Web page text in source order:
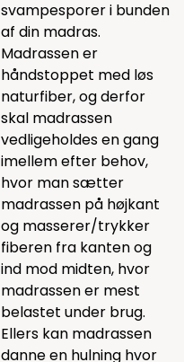
svampesporer i bunden
af din madras.
Madrassen er
håndstoppet med løs
naturfiber, og derfor
skal madrassen
vedligeholdes en gang
imellem efter behov,
hvor man sætter
madrassen på højkant
og masserer/trykker
fiberen fra kanten og
ind mod midten, hvor
madrassen er mest
belastet under brug.
Ellers kan madrassen
danne en hulning hvor